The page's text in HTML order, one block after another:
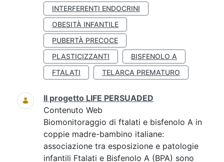
INTERFERENTI ENDOCRINI
OBESITÀ INFANTILE
PUBERTÀ PRECOCE
PLASTICIZZANTI
BISFENOLO A
FTALATI
TELARCA PREMATURO
Il progetto LIFE PERSUADED
Contenuto Web
Biomonitoraggio di ftalati e bisfenolo A in
coppie madre-bambino italiane:
associazione tra esposizione e patologie
infantili Ftalati e Bisfenolo A (BPA) sono